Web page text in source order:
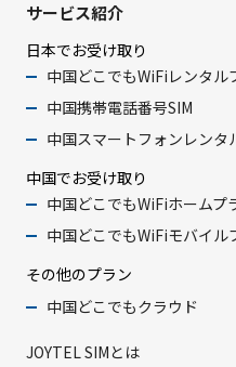
サービス紹介
日本でお受け取り
中国どこでもWiFiレンタル
中国携帯電話番号SIM
中国スマートフォンレンタ
中国でお受け取り
中国どこでもWiFiホームプ
中国どこでもWiFiモバイル
その他のプラン
中国どこでもクラウド
JOYTEL SIMとは